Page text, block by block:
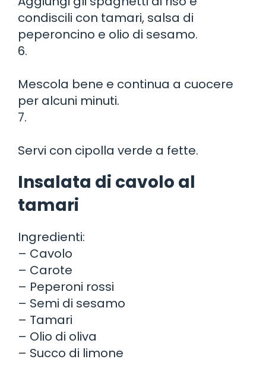
condiscili con tamari, salsa di
peperoncino e olio di sesamo.
6.
Mescola bene e continua a cuocere
per alcuni minuti.
7.
Servi con cipolla verde a fette.
Insalata di cavolo al
tamari
Ingredienti:
– Cavolo
– Carote
– Peperoni rossi
– Semi di sesamo
– Tamari
– Olio di oliva
– Succo di limone